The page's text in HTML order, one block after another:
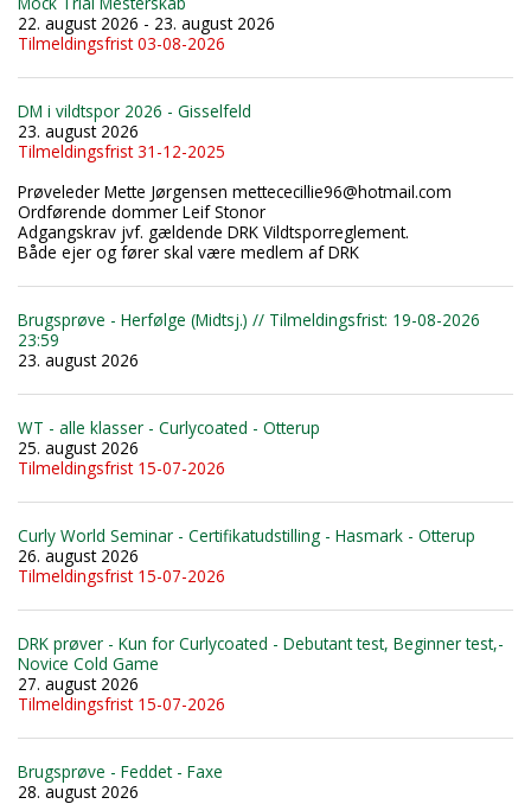
22. august 2026 - 23. august 2026
Tilmeldingsfrist 03-08-2026
DM i vildtspor 2026 - Gisselfeld
23. august 2026
Tilmeldingsfrist 31-12-2025
Prøveleder Mette Jørgensen mettececillie96@hotmail.com
Ordførende dommer Leif Stonor
Adgangskrav jvf. gældende DRK Vildtsporreglement.
Både ejer og fører skal være medlem af DRK
Brugsprøve - Herfølge (Midtsj.) // Tilmeldingsfrist: 19-08-2026
23:59
23. august 2026
WT - alle klasser - Curlycoated - Otterup
25. august 2026
Tilmeldingsfrist 15-07-2026
Curly World Seminar - Certifikatudstilling - Hasmark - Otterup
26. august 2026
Tilmeldingsfrist 15-07-2026
DRK prøver - Kun for Curlycoated - Debutant test, Beginner test,-
Novice Cold Game
27. august 2026
Tilmeldingsfrist 15-07-2026
Brugsprøve - Feddet - Faxe
28. august 2026